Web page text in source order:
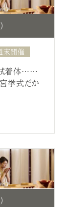
末開催
試着体……
挙式だか